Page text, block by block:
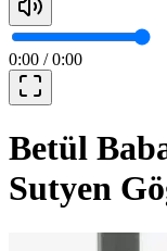
0:00 /0:00
Betül
Sutyen